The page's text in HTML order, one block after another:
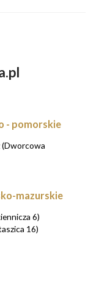
- pomorskie
(Dworcowa
mazurskie
6)
16)